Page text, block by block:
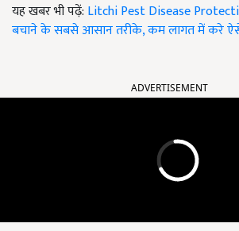
यह खबर भी पढ़ें: Litchi Pest Disease
बचाने के सबसे आसान तरीके, कम लागत में करे
ADVERTISEMENT